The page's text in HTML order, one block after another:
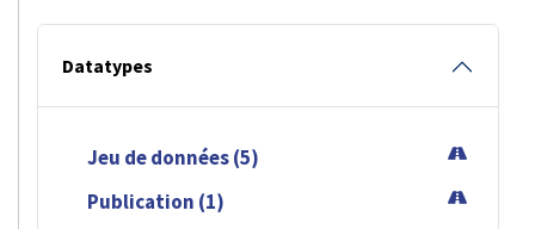
Datatypes
Jeu de données (5)
Publication (1)